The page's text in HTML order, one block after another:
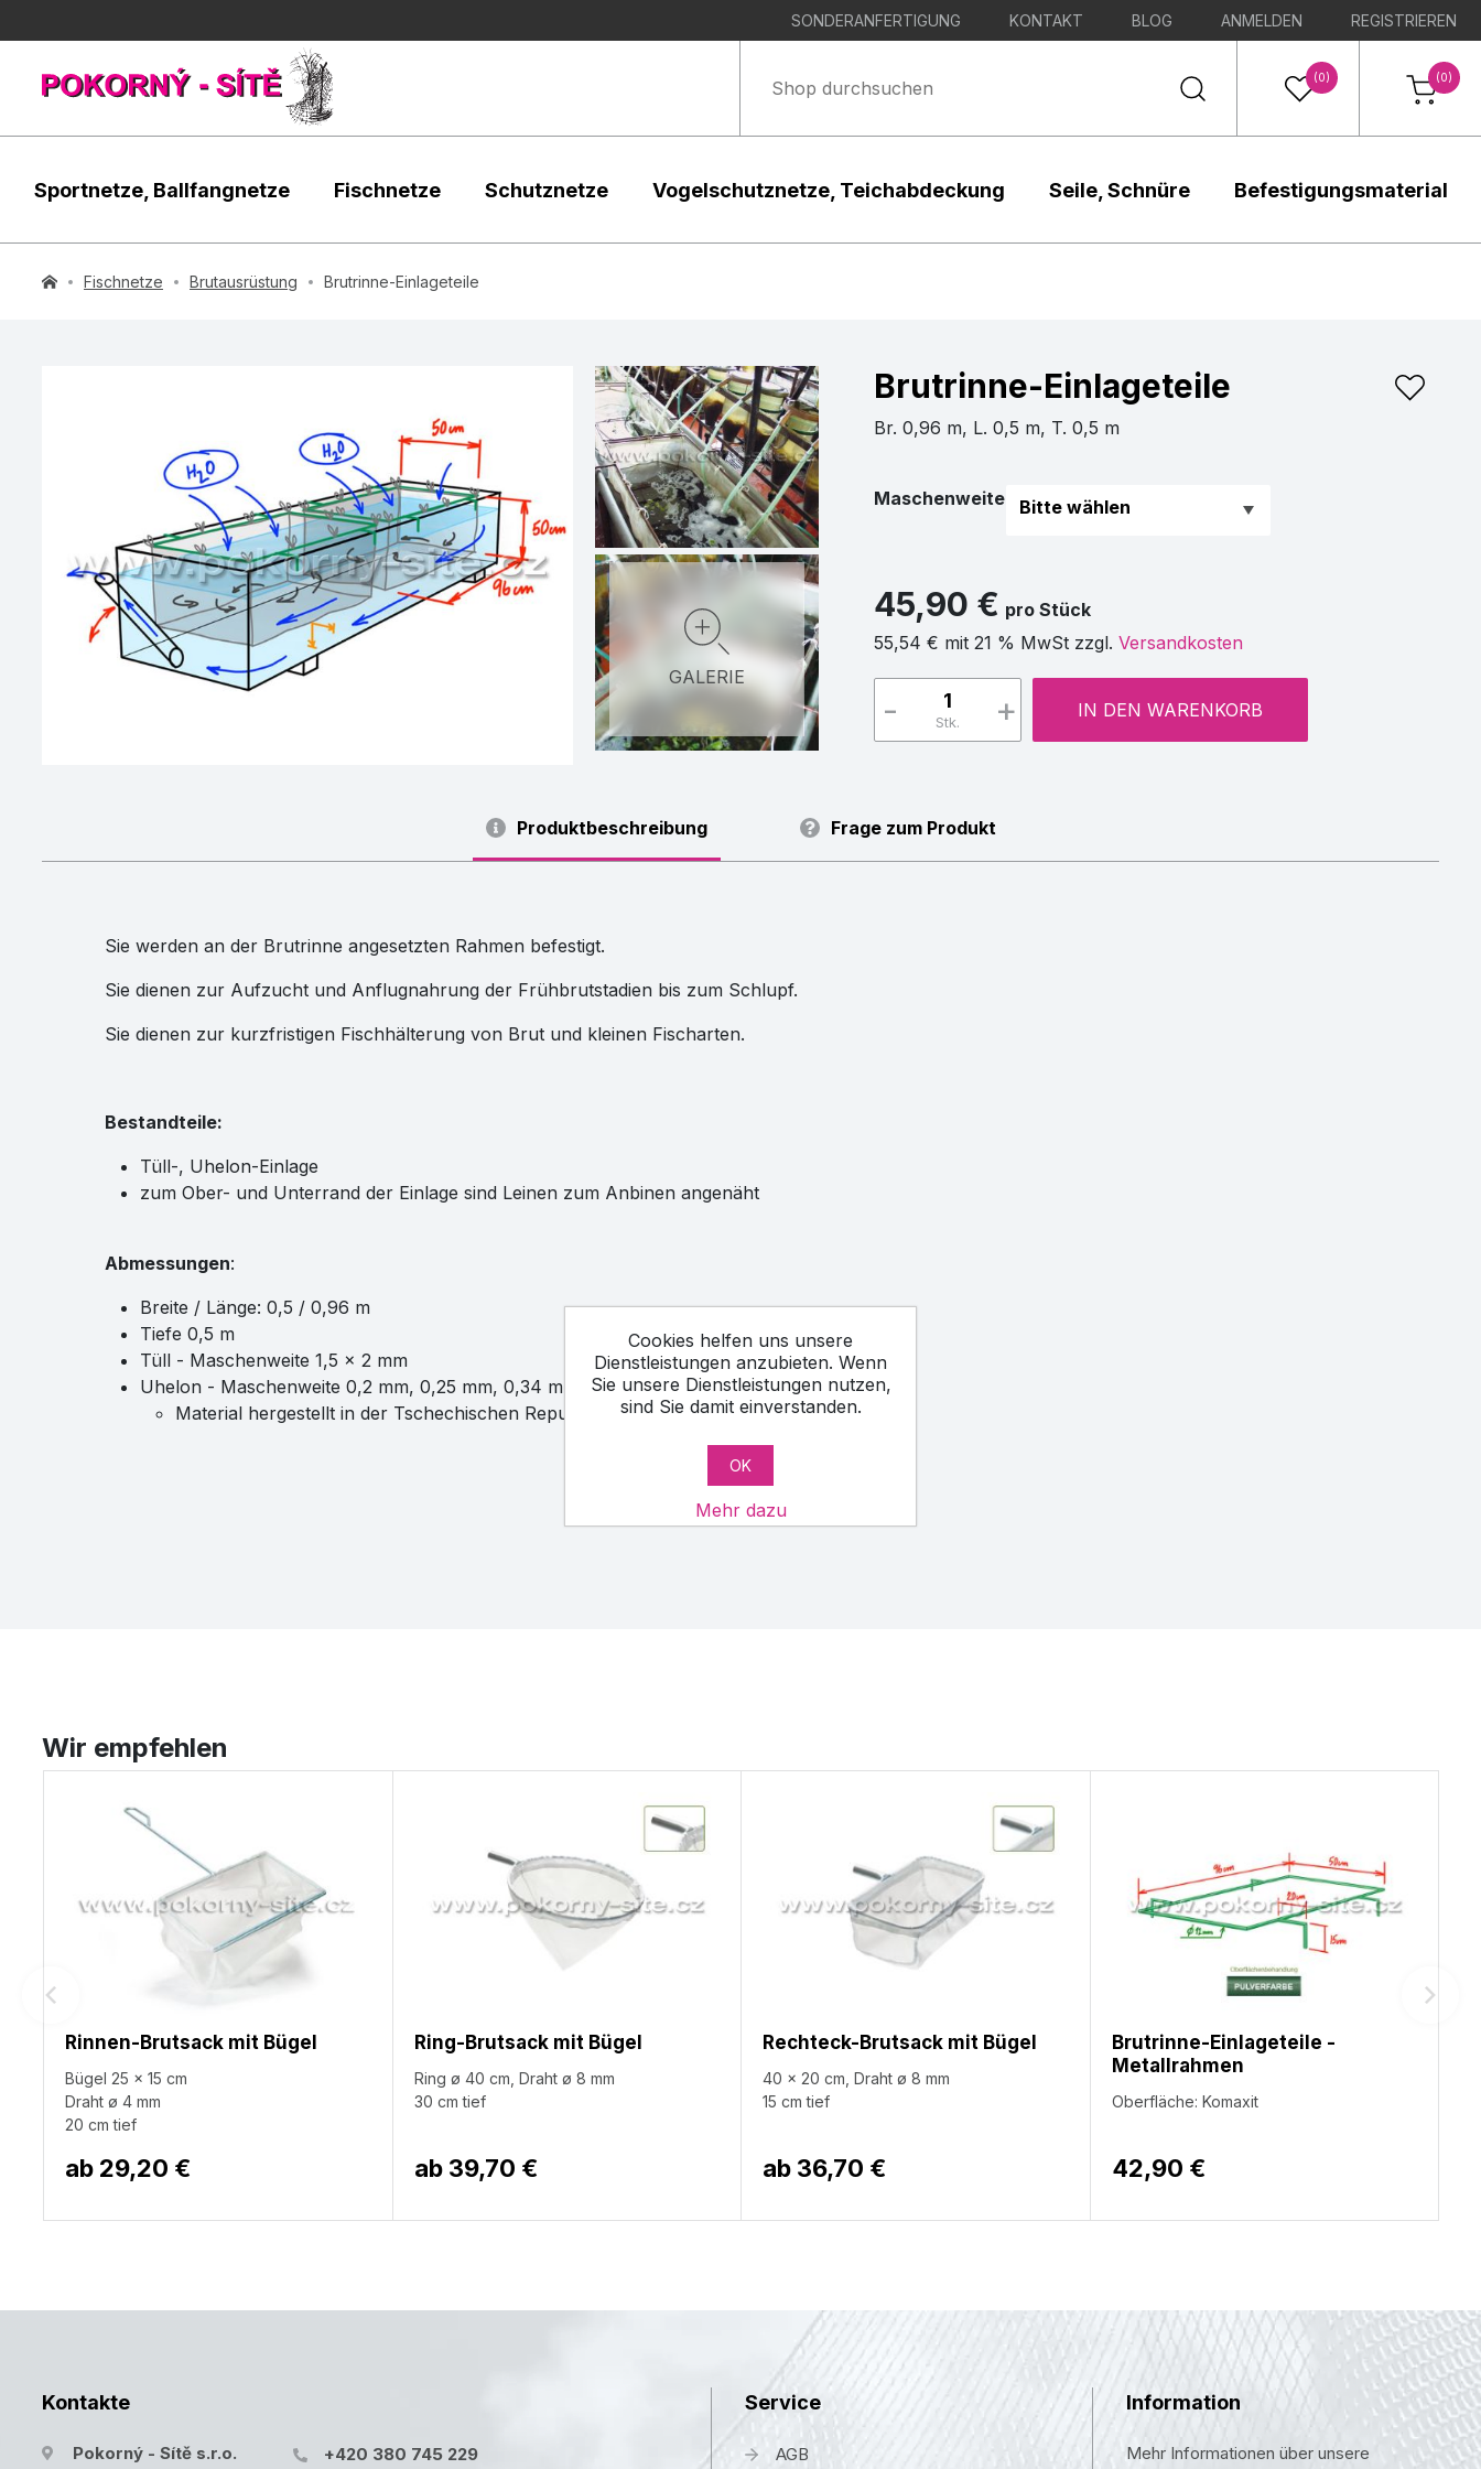
SONDERANFERTIGUNG KONTAKT BLOG ANMELDEN REGISTRIEREN
(0) (0)
Cookies helfen uns unsere
Dienstleistungen anzubieten. Wenn
Sie unsere Dienstleistungen nutzen,
sind Sie damit einverstanden.
OK
Mehr dazu
Sportnetze, Ballfangnetze Fischnetze Schutznetze Vogelschutznetze, Teichabdeckung Seile, Schnüre Befestigungsmaterial
Fischnetze Brutausrüstung Brutrinne-Einlageteile
GALERIE
Brutrinne-Einlageteile
Br. 0,96 m, L. 0,5 m, T. 0,5 m
Maschenweite
45,90 € pro Stück
55,54 € mit 21 % MwSt zzgl. Versandkosten
Stk. +
- IN DEN WARENKORB
Produktbeschreibung Frage zum Produkt
Sie werden an der Brutrinne angesetzten Rahmen befestigt.
Sie dienen zur Aufzucht und Anflugnahrung der Frühbrutstadien bis zum Schlupf.
Sie dienen zur kurzfristigen Fischhälterung von Brut und kleinen Fischarten.
Bestandteile:
Tüll-, Uhelon-Einlage
zum Ober- und Unterrand der Einlage sind Leinen zum Anbinen angenäht
Abmessungen:
Breite / Länge: 0,5 / 0,96 m
Tiefe 0,5 m
Tüll - Maschenweite 1,5 x 2 mm
Uhelon - Maschenweite 0,2 mm, 0,25 mm, 0,34 mm, 0,5 mm
Material hergestellt in der Tschechischen Republik
Wir empfehlen
Rinnen-Brutsack mit Bügel
Bügel 25 x 15 cm
Draht ø 4 mm
20 cm tief
ab 29,20 €
Ring-Brutsack mit Bügel
Ring ø 40 cm, Draht ø 8 mm
30 cm tief
ab 39,70 €
Rechteck-Brutsack mit Bügel
40 x 20 cm, Draht ø 8 mm
15 cm tief
ab 36,70 €
Brutrinne-Einlageteile -
Metallrahmen
Oberfläche: Komaxit
42,90 €
Kontakte
Pokorný - Sítě s.r.o.
+420 380 745 229
Service
AGB
Information
Mehr Informationen über unsere